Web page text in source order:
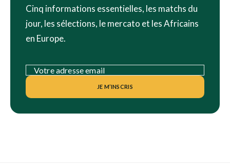
Cinq informations essentielles, les matchs du
jour, les sélections, le mercato et les Africains
en Europe.
JE M’INSCRIS